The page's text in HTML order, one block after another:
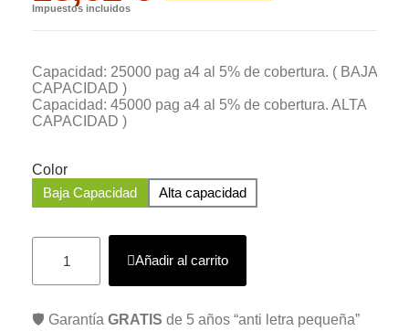
Impuestos incluidos
Capacidad: 25000 pag a4 al 5% de cobertura. ( BAJA
CAPACIDAD )
Capacidad: 45000 pag a4 al 5% de cobertura. ALTA
CAPACIDAD )
Color
Baja Capacidad
Alta capacidad
Añadir al carrito
🛡️ Garantía GRATIS de 5 años “anti letra pequeña”